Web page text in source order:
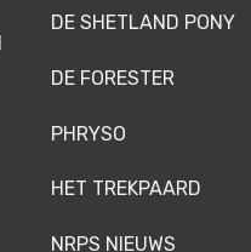
DE SHETLAND PONY
DE FORESTER
PHRYSO
HET TREKPAARD
NRPS NIEUWS